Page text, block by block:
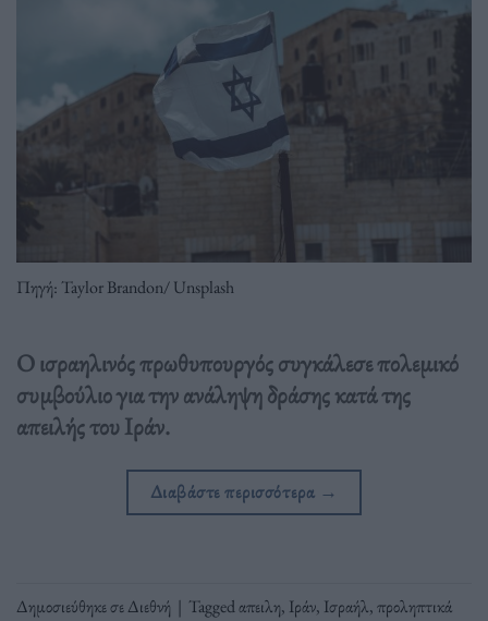
Πηγή: Taylor Brandon/ Unsplash
Ο ισραηλινός πρωθυπουργός συγκάλεσε πολεμικό
συμβούλιο για την ανάληψη δράσης κατά της
απειλής του Ιράν.
Διαβάστε περισσότερα →
Δημοσιεύθηκε σεΔιεθνή | Taggedαπειλη, Ιράν, Ισραήλ,προληπτικά